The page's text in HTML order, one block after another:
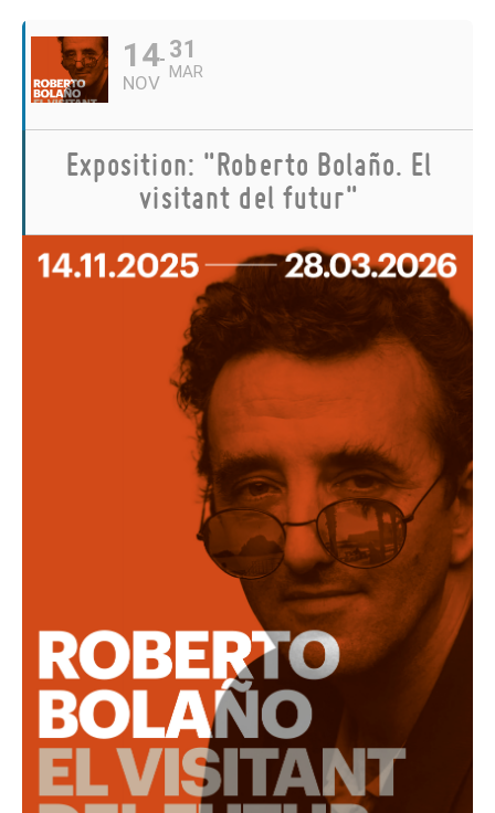
14
NOV
31
MAR
Exposition: "Roberto Bolaño. El
visitant del futur"